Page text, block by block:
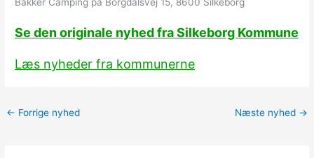
Se den originale nyhed fra Silkeborg Kommune
Læs nyheder fra kommunerne
← Forrige nyhed Næste nyhed →